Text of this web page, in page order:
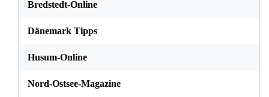
Bredstedt-Online
Dänemark Tipps
Husum-Online
Nord-Ostsee-Magazine